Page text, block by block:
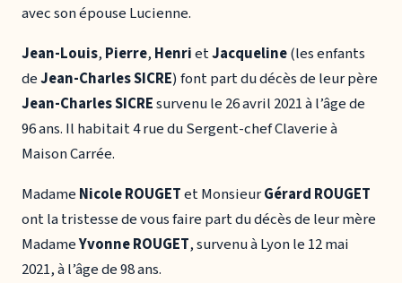
avec son épouse Lucienne.
Jean-Louis, Pierre, HenrietJacqueline(les enfants
deJean-Charles SICRE) font part du décès de leur père
Jean-Charles SICREsurvenu le 26 avril 2021 à l’âge de
96 ans. Il habitait 4 rue du Sergent-chef Claverie à
Maison Carrée.
Madame Nicole ROUGETet MonsieurGérard ROUGET
ont la tristesse de vous faire part du décès de leur mère
MadameYvonne ROUGET, survenu à Lyon le 12 mai
2021, à l’âge de 98 ans.